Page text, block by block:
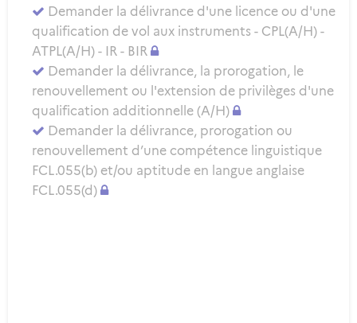
Demander la délivrance d'une licence ou d'une
qualification de vol aux instruments - CPL(A/H) -
ATPL(A/H) - IR - BIR
Demander la délivrance, la prorogation, le
renouvellement ou l'extension de privilèges d'une
qualification additionnelle (A/H)
Demander la délivrance, prorogation ou
renouvellement d’une compétence linguistique
FCL.055(b) et/ou aptitude en langue anglaise
FCL.055(d)